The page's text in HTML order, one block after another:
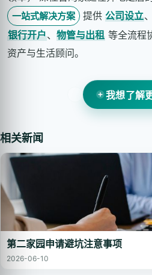
一站式解决方案 提供 公司设立
银行开户、 物管与出租 等全流程
资产与生活顾问。
我想了解
相关新闻
第二家园申请避坑注意事项
2026-06-10